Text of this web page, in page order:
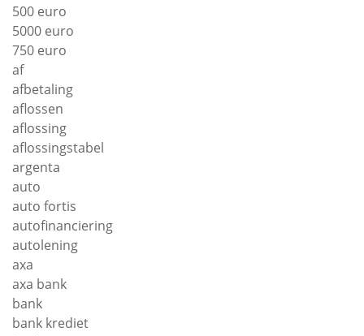
500 euro
5000 euro
750 euro
af
afbetaling
aflossen
aflossing
aflossingstabel
argenta
auto
auto fortis
autofinanciering
autolening
axa
axa bank
bank
bank krediet